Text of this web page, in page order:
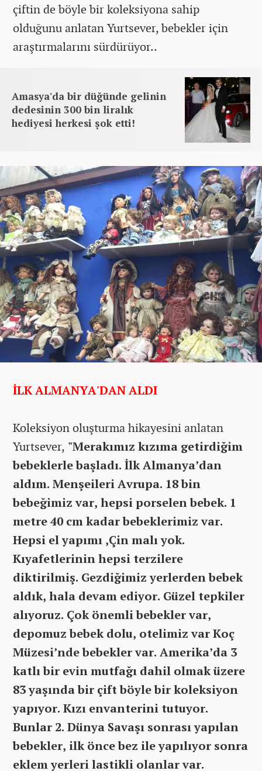
çiftin de böyle bir koleksiyona sahip
olduğunu anlatan Yurtsever, bebekler için
araştırmalarını sürdürüyor..
Amasya'da bir düğünde gelinin
dedesinin 300 bin liralık
hediyesi herkesi şok etti!
İLK ALMANYA'DAN ALDI
Koleksiyon oluşturma hikayesini anlatan
Yurtsever, "Merakımız kızıma getirdiğim
bebeklerle başladı. İlk Almanya’dan
aldım. Menşeileri Avrupa. 18 bin
bebeğimiz var, hepsi porselen bebek. 1
metre 40 cm kadar bebeklerimiz var.
Hepsi el yapımı ,Çin malı yok.
Kıyafetlerinin hepsi terzilere
diktirilmiş. Gezdiğimiz yerlerden bebek
aldık, hala devam ediyor. Güzel tepkiler
alıyoruz. Çok önemli bebekler var,
depomuz bebek dolu, otelimiz var Koç
Müzesi’nde bebekler var. Amerika’da 3
katlı bir evin mutfağı dahil olmak üzere
83 yaşında bir çift böyle bir koleksiyon
yapıyor. Kızı envanterini tutuyor.
Bunlar 2. Dünya Savaşı sonrası yapılan
bebekler, ilk önce bez ile yapılıyor sonra
eklem yerleri lastikli olanlar var.